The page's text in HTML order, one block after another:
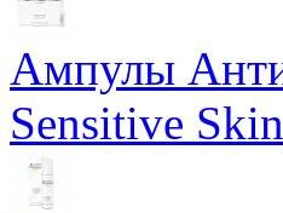
Ампулы
Sensitive Skin